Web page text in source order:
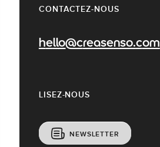
CONTACTEZ-NOUS
hello@creasenso.com
LISEZ-NOUS
NEWSLETTER